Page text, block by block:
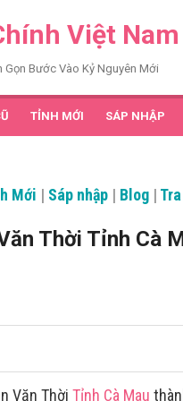
Việt Nam
Gọn Bước Vào Kỷ Nguyên Mới
TỈNH MỚI SÁP NHẬP
Mới | Sáp nhập | Blog |
Thời Tỉnh Cà
Văn Thời Tỉnh Cà Mau